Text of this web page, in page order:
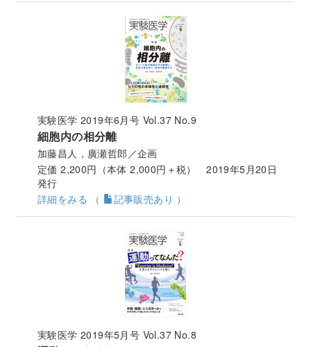
実験医学 2019年6月号 Vol.37 No.9
細胞内の相分離
加藤昌人，廣瀬哲郎／企画
定価 2,200円（本体 2,000円＋税） 2019年5月20日
発行
詳細をみる （
記事販売あり ）
実験医学 2019年5月号 Vol.37 No.8